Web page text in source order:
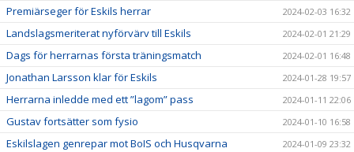
Premiärseger för Eskils herrar 2024-02-03 16:32
Landslagsmeriterat nyförvärv till Eskils 2024-02-01 21:29
Dags för herrarnas första träningsmatch 2024-02-01 16:48
Jonathan Larsson klar för Eskils 2024-01-28 19:57
Herrarna inledde med ett ”lagom” pass 2024-01-11 22:06
Gustav fortsätter som fysio 2024-01-10 16:58
Eskilslagen genrepar mot BoIS och Husqvarna 2024-01-09 23:32